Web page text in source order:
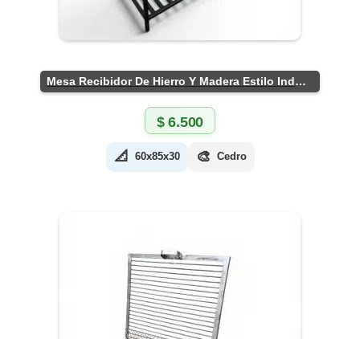
Mesa Recibidor De Hierro Y Madera Estilo Industrial
$6.500
📐 60x85x30 🎨 Cedro